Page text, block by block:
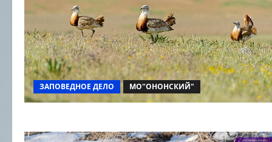
ЗАПОВЕДНОЕ ДЕЛО МО"ОНОНСКИЙ"